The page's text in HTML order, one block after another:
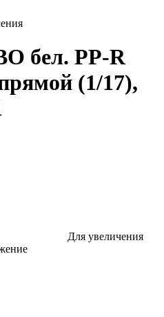
бел. PP-R
(1/17),
Для увеличения